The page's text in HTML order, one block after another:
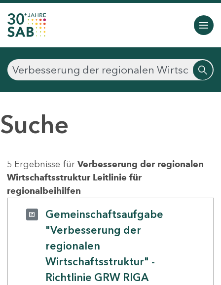
Suche
5 Ergebnisse für Verbesserung der regionalen
Wirtschaftsstruktur Leitlinie für
regionalbeihilfen
Gemeinschaftsaufgabe
"Verbesserung der
regionalen
Wirtschaftsstruktur" -
Richtlinie GRW RIGA